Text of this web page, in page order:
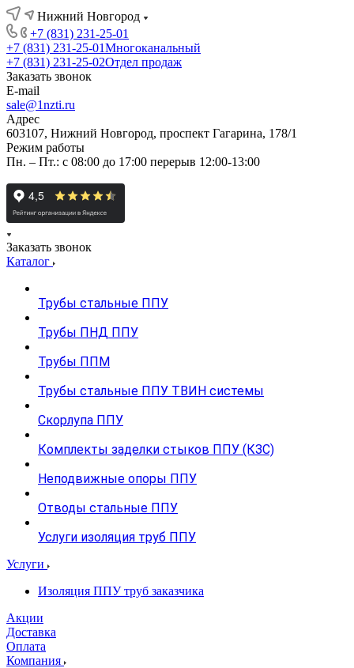
Нижний Новгород
+7 (831) 231-25-01
+7 (831) 231-25-01Многоканальный
+7 (831) 231-25-02Отдел продаж
Заказать звонок
E-mail
sale@1nzti.ru
Адрес
603107, Нижний Новгород, проспект Гагарина, 178/1
Режим работы
Пн. – Пт.: с 08:00 до 17:00 перерыв 12:00-13:00
Заказать звонок
Каталог
Трубы стальные ППУ
Трубы ПНД ППУ
Трубы ППМ
Трубы стальные ППУ ТВИН системы
Скорлупа ППУ
Комплекты заделки стыков ППУ (КЗС)
Неподвижные опоры ППУ
Отводы стальные ППУ
Услуги изоляция труб ППУ
Услуги
Изоляция ППУ труб заказчика
Акции
Доставка
Оплата
Компания